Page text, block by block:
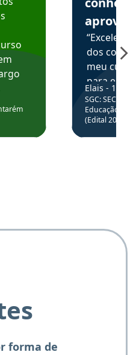
aprova
dos
meu
para
colocar
através
de
Elais - 15/
SGC: SEC BA
Educação
(Edital
forma de